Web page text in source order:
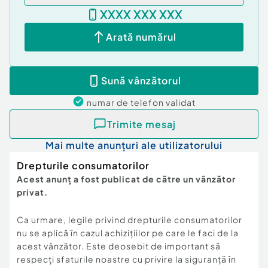
locului.
XXXX XXX XXX
Arată numărul
Sună vânzătorul
numar de telefon validat
Trimite mesaj
Mai multe anunțuri ale utilizatorului
Drepturile consumatorilor
Acest anunț a fost publicat de către un vânzător
privat.
Ca urmare, legile privind drepturile consumatorilor
nu se aplică în cazul achizițiilor pe care le faci de la
acest vânzător. Este deosebit de important să
respecți sfaturile noastre cu privire la siguranță în